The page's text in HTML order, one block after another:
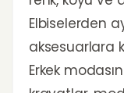
Elbiselerden
aksesuarlara
Erkek